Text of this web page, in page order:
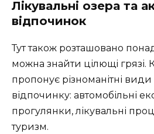
Лікувальні озера та
відпочинок
Тут також розташовано
можна знайти цілющі грязі.
пропонує різноманітні
відпочинку: автомобільні
прогулянки, лікувальні
туризм.